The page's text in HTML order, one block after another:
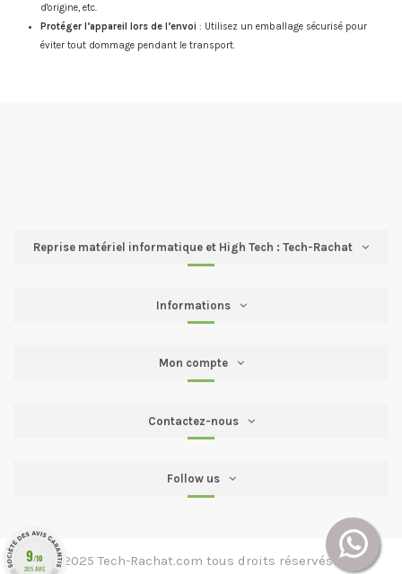
d'origine, etc.
Protéger l’appareil lors de l’envoi : Utilisez un emballage sécurisé pour
éviter tout dommage pendant le transport.
Reprise matériel informatique et High Tech : Tech-Rachat
Informations
Mon compte
Contactez-nous
Follow us
2016 → 2025 Tech-Rachat.com tous droits réservés
9/10
205 AVIS